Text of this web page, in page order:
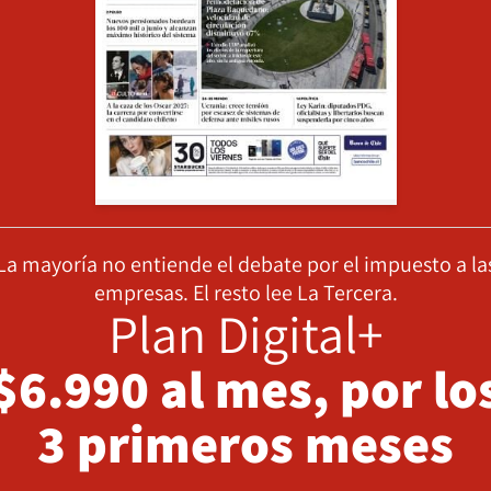
mayoría no entiende el debate por el impuesto a
empresas. El resto lee La Tercera.
Plan Digital+
al mes, por
3 primeros meses